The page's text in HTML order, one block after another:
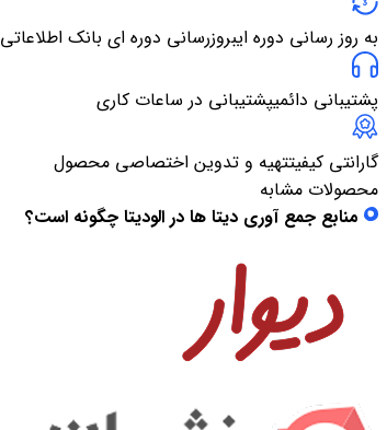
به روز رسانی دوره ایبروزرسانی دوره ای بانک اطلاعاتی
پشتیبانی دائمیپشتیبانی در ساعات کاری
گارانتی کیفیتتهیه و تدوین اختصاصی محصول
محصولات مشابه
منابع جمع آوری دیتا ها در الودیتا چگونه است؟